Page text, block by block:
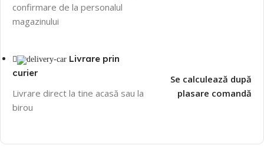
confirmare de la personalul
magazinului
Livrare prin
curier
Livrare direct la tine acasă sau la
birou
Se calculează după
plasare comandă